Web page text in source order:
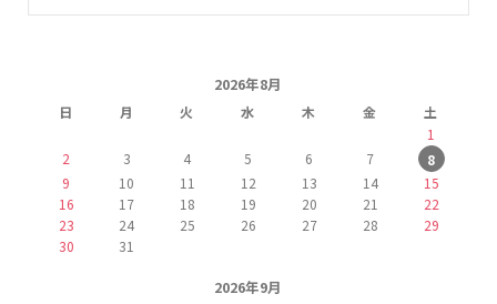
2026年8月
日 月 火 水 木 金
土
1
2
3 4 5 6 7
8
9
10 11 12 13 14
15
16
17 18 19 20 21
22
23
24 25 26 27 28
29
30
31
2026年9月